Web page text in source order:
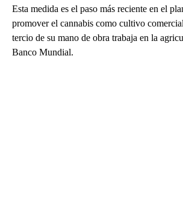
Esta medida es el paso más reciente en el
promover el cannabis como cultivo
tercio de su mano de obra trabaja en la
Banco Mundial.